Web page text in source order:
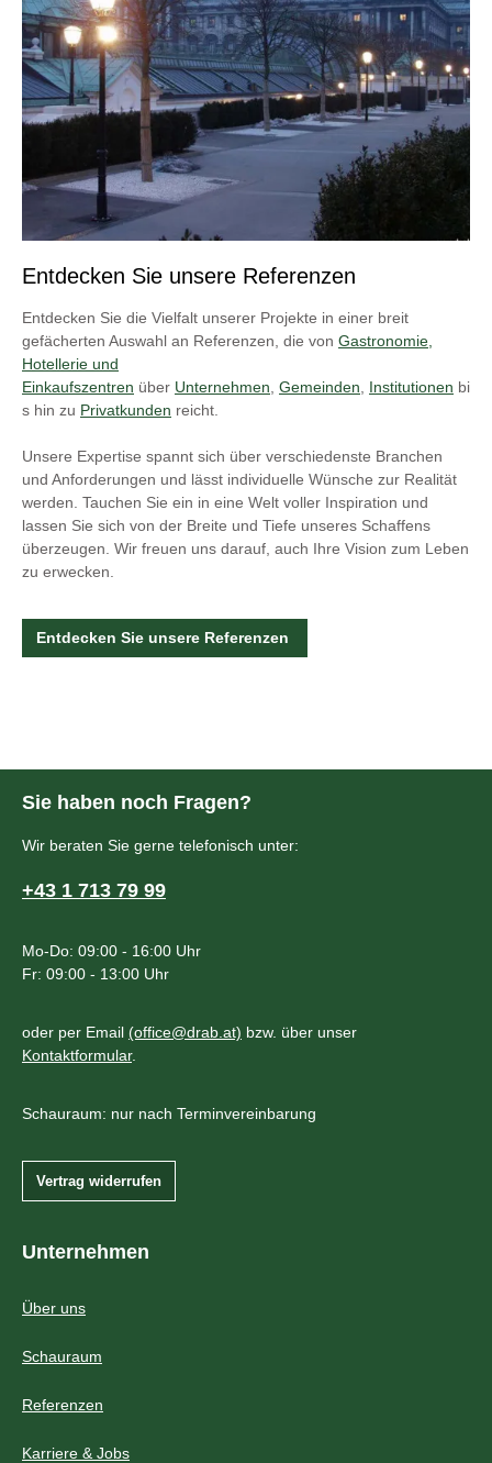
Entdecken Sie unsere Referenzen
Entdecken Sie die Vielfalt unserer Projekte in einer breit
gefächerten Auswahl an Referenzen, die von Gastronomie,
Hotellerie und
Einkaufszentren über Unternehmen Gemeinden Institutionen bi
s hin zu Privatkunden reicht.
Unsere Expertise spannt sich über verschiedenste Branchen
und Anforderungen und lässt individuelle Wünsche zur Realität
werden. Tauchen Sie ein in eine Welt voller Inspiration und
lassen Sie sich von der Breite und Tiefe unseres Schaffens
überzeugen. Wir freuen uns darauf, auch Ihre Vision zum Leben
zu erwecken.
Entdecken Sie unsere Referenzen
Sie haben noch Fragen?
Wir beraten Sie gerne telefonisch unter:
+43 1 713 79 99
Mo-Do: 09:00 - 16:00 Uhr
Fr: 09:00 - 13:00 Uhr
oder per Email (office@drab.at) bzw. über unser
Kontaktformular.
Schauraum: nur nach Terminvereinbarung
Vertrag widerrufen
Unternehmen
Über uns
Schauraum
Referenzen
Karriere & Jobs